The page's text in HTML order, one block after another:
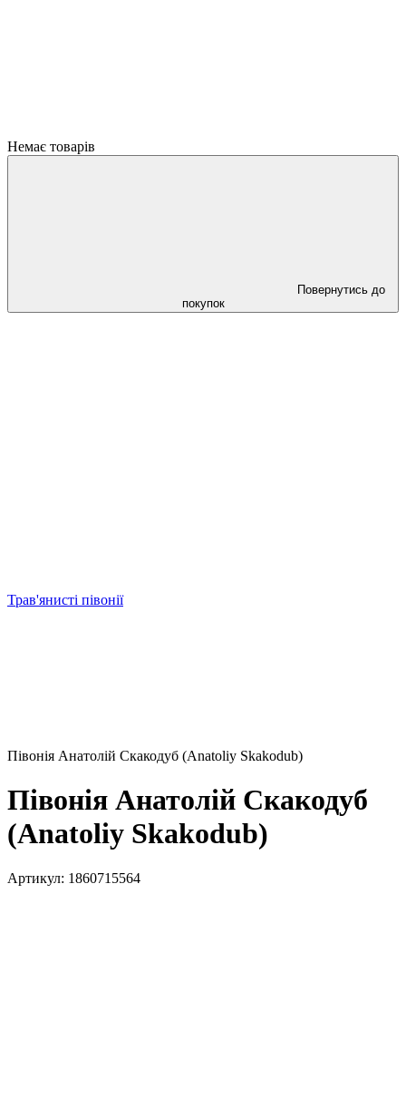
Немає товарів
Повернутись до
покупок
Трав'янисті півонії
Півонія Анатолій Скакодуб (Anatoliy Skakodub)
Півонія Анатолій Скакодуб
(Anatoliy Skakodub)
Артикул: 1860715564